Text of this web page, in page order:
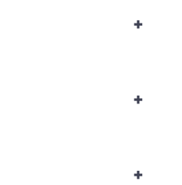
+
+
+